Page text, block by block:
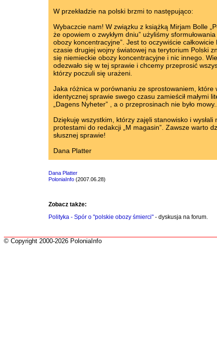
W przekładzie na polski brzmi to następująco:
Wybaczcie nam! W związku z książką Mirjam Bolle
że opowiem o zwykłym dniu” użyliśmy sformułowania
obozy koncentracyjne”. Jest to oczywiście całkowicie
czasie drugiej wojny światowej na terytorium Polski
się niemieckie obozy koncentracyjne i nic innego.
odezwało się w tej sprawie i chcemy przeprosić
którzy poczuli się urażeni.
Jaka różnica w porównaniu ze sprostowaniem, które
identycznej sprawie swego czasu zamieścił małymi
„Dagens Nyheter” , a o przeprosinach nie było
Dziękuję wszystkim, którzy zajęli stanowisko i wysłali
protestami do redakcji „M magasin”. Zawsze warto
słusznej sprawie!
Dana Platter
Dana Platter
PoloniaInfo (2007.06.28)
Zobacz także:
Polityka - Spór o "polskie obozy śmierci" - dyskusja na forum.
© Copyright 2000-2026 PoloniaInfo